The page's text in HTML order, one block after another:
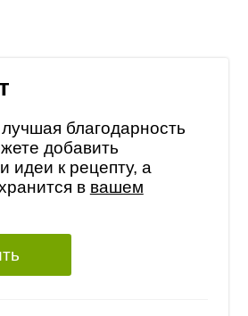
благодарность
добавить
идеи к рецепту, а
в вашем